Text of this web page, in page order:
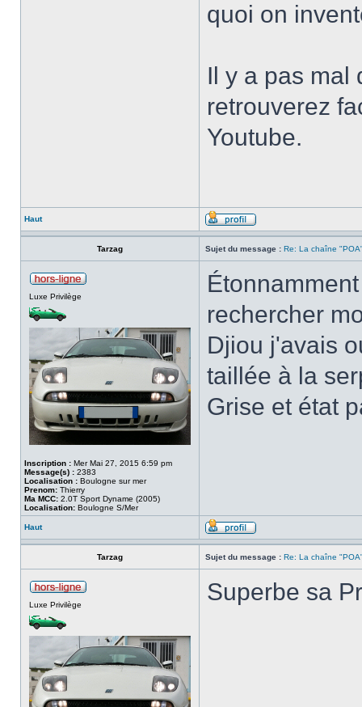
quoi on
Il y a pas mal
retrouverez
Youtube.
Haut
Tarzag Sujet du message : Re: La chaîne
Luxe Privilège
Inscription : Mer Mai 27, 2015 6:59 pm
Message(s) : 2383
Localisation : Boulogne sur mer
Prenom: Thierry
Ma MCC: 2.0T Sport Dyname (2005)
Localisation: Boulogne S/Mer
rechercher
Djiou j'avais
taillée à la
Grise et état
Haut
Tarzag Sujet du message : Re: La chaîne
Luxe Privilège Superbe sa